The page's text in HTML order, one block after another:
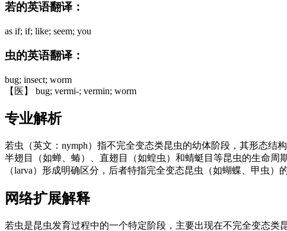
若的英语翻译：
as if; if; like; seem; you
虫的英语翻译：
bug; insect; worm
【医】 bug; vermi-; vermin; worm
专业解析
若虫（英文：nymph）指不完全变态类昆虫的幼体阶段，其形态
半翅目（如蝉、蝽）、直翅目（如蝗虫）和蜻蜓目等昆虫的生命
（larva）形成明确区分，后者特指完全变态昆虫（如蝴蝶、甲虫
网络扩展解释
若虫是昆虫发育过程中的一个特定阶段，主要出现在不完全变态类